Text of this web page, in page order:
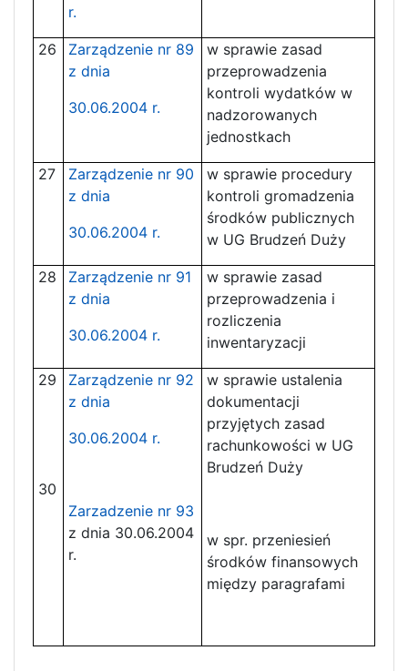
r.
26
Zarządzenie nr 89
z dnia
30.06.2004 r.
w sprawie zasad
przeprowadzenia
kontroli wydatków w
nadzorowanych
jednostkach
27
Zarządzenie nr 90
z dnia
30.06.2004 r.
w sprawie procedury
kontroli gromadzenia
środków publicznych
w UG Brudzeń Duży
28
Zarządzenie nr 91
z dnia
30.06.2004 r.
w sprawie zasad
przeprowadzenia i
rozliczenia
inwentaryzacji
29
30
Zarządzenie nr 92
z dnia
30.06.2004 r.
Zarzadzenie nr 93
z dnia 30.06.2004
r.
w sprawie ustalenia
dokumentacji
przyjętych zasad
rachunkowości w UG
Brudzeń Duży
w spr. przeniesień
środków finansowych
między paragrafami